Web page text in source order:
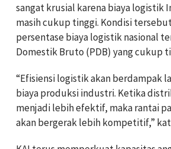
sangat krusial karena biaya logistik
masih cukup tinggi. Kondisi
persentase biaya logistik nasional
Domestik Bruto (PDB) yang cukup
“Efisiensi logistik akan berdampak
biaya produksi industri. Ketika
menjadi lebih efektif, maka rantai
akan bergerak lebih kompetitif,”